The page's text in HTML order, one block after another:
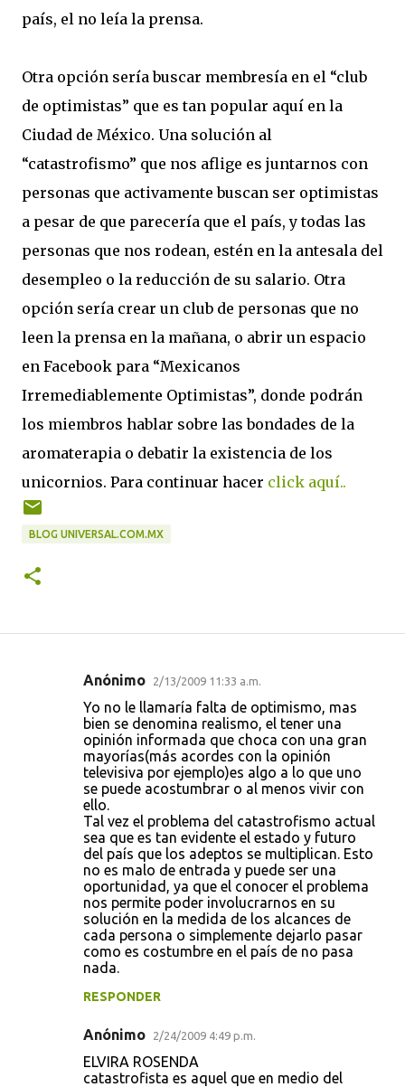
país, el no leía la prensa.
Otra opción sería buscar membresía en el “club
de optimistas” que es tan popular aquí en la
Ciudad de México. Una solución al
“catastrofismo” que nos aflige es juntarnos con
personas que activamente buscan ser optimistas
a pesar de que parecería que el país, y todas las
personas que nos rodean, estén en la antesala del
desempleo o la reducción de su salario. Otra
opción sería crear un club de personas que no
leen la prensa en la mañana, o abrir un espacio
en Facebook para “Mexicanos
Irremediablemente Optimistas”, donde podrán
los miembros hablar sobre las bondades de la
aromaterapia o debatir la existencia de los
unicornios. Para continuar hacer click aquí..
BLOG UNIVERSAL.COM.MX
Anónimo 2/13/2009 11:33 a.m.
Yo no le llamaría falta de optimismo, mas
bien se denomina realismo, el tener una
opinión informada que choca con una gran
mayorías(más acordes con la opinión
televisiva por ejemplo)es algo a lo que uno
se puede acostumbrar o al menos vivir con
ello.
Tal vez el problema del catastrofismo actual
sea que es tan evidente el estado y futuro
del país que los adeptos se multiplican. Esto
no es malo de entrada y puede ser una
oportunidad, ya que el conocer el problema
nos permite poder involucrarnos en su
solución en la medida de los alcances de
cada persona o simplemente dejarlo pasar
como es costumbre en el país de no pasa
nada.
RESPONDER
Anónimo 2/24/2009 4:49 p.m.
ELVIRA ROSENDA
catastrofista es aquel que en medio del